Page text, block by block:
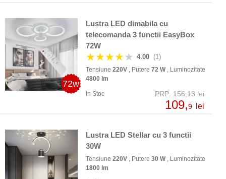
72w
Lustra LED dimabila cu
telecomanda 3 functii EasyBox
72W
★★★★★ 4.00 (1)
Tensiune 220V , Putere 72 W, Luminozitate
4800 lm
In Stoc PRP: 156,13 lei
109,9 lei
Lustra LED Stellar cu 3 functii
30W
Tensiune 220V , Putere 30 W, Luminozitate
1800 lm